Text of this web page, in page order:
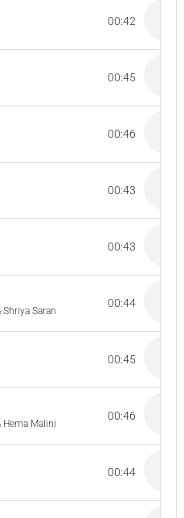
00:42
00:45
00:46
00:43
00:43
Saran
00:44
00:45
Hema Malini
00:46
00:44